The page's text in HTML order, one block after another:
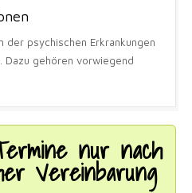
der psychischen Erkrankungen
Dazu gehören vorwiegend
nur nach
Vereinbarung